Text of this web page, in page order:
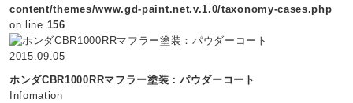
content/themes/www.gd-paint.net.v.1.0/taxonomy-cases.php
on line 156
2015.09.05
ホンダCBR1000RRマフラー塗装：パウダーコート
Infomation